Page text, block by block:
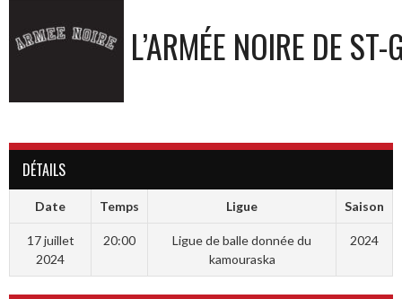
L’ARMÉE NOIRE DE ST-
DÉTAILS
Date Temps Ligue Saison
17 juillet
2024
20:00
Ligue de balle donnée du
kamouraska
2024